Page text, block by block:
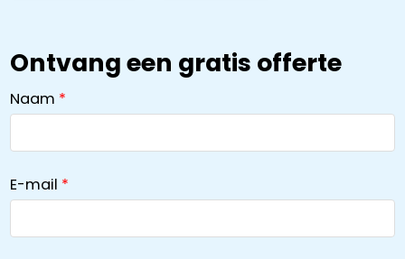
Ontvang een gratis offerte
Naam
E-mail